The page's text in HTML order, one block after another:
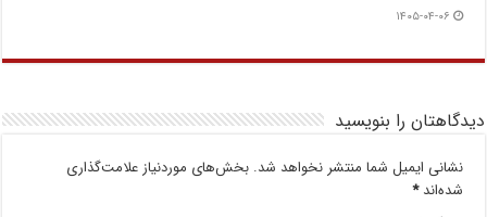
۱۴۰۵-۰۴-۰۶
دیدگاهتان را بنویسید
نشانی ایمیل شما منتشر نخواهد شد. بخش‌های موردنیاز علامت‌گذاری
شده‌اند*